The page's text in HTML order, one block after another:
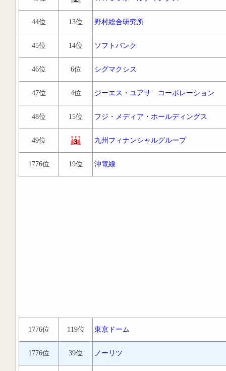
44位 13位 野村総合研究所
45位 14位 ソフトバンク
46位 6位 シグマクシス
47位 4位 ジーエス・ユアサ コーポレーション
48位 15位 フジ・メディア・ホールディングス
49位 九州フィナンシャルグループ
1776位 19位 沖電線
1776位 119位 東京ドーム
1776位 39位 ノーリツ